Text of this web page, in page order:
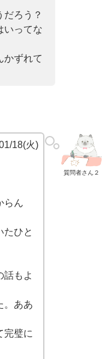
だろう？
いってな
かずれて
質問者さん２
18(火)
らん
たひと
話もよ
。ああ
完璧に